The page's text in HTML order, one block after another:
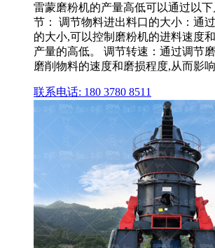
雷蒙磨粉机的产量高低可以通过以
节： 调节物料进出料口的大小：通
的大小,可以控制磨粉机的进料速度
产量的高低。 调节转速：通过调节
磨削物料的速度和磨损程度,从而影响
联系电话: 180 3780 8511